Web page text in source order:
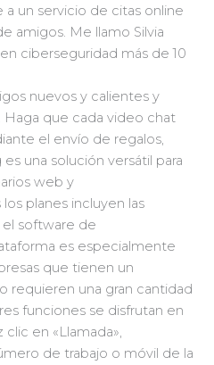
un servicio de citas online
amigos. Me llamo Silvia
ciberseguridad más de 10
nuevos y calientes y
Haga que cada video chat
el envío de regalos,
una solución versátil para
web y
planes incluyen las
el software de
es especialmente
que tienen un
requieren una gran cantidad
funciones se disfrutan en
clic en «Llamada»,
de trabajo o móvil de la